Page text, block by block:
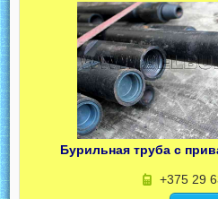
Бурильная труба с
+375 29